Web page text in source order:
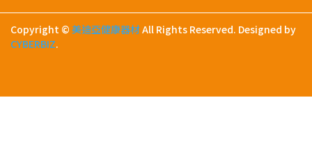
Copyright © 美迪亞健康器材All Rights Reserved. Designed by
CYBERBIZ.